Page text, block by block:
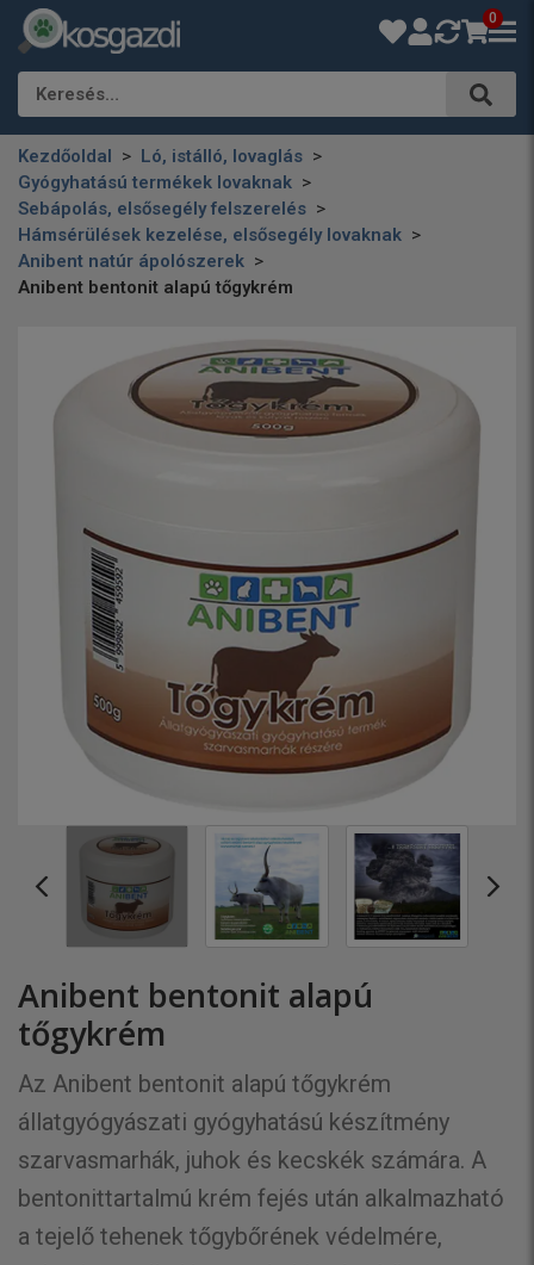
0
Keresés…
Kezdőoldal
Ló, istálló, lovaglás
Gyógyhatású termékek lovaknak
Sebápolás, elsősegély felszerelés
Hámsérülések kezelése, elsősegély lovaknak
Anibent natúr ápolószerek
Anibent bentonit alapú tőgykrém
Anibent bentonit alapú
tőgykrém
Az Anibent bentonit alapú tőgykrém
állatgyógyászati gyógyhatású készítmény
szarvasmarhák, juhok és kecskék számára. A
bentonittartalmú krém fejés után alkalmazható
a tejelő tehenek tőgybőrének védelmére,